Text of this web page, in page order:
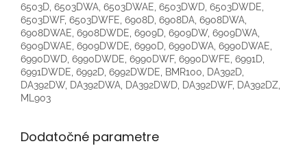
6503D, 6503DWA, 6503DWAE, 6503DWD, 6503DWDE,
6503DWF, 6503DWFE, 6908D, 6908DA, 6908DWA,
6908DWAE, 6908DWDE, 6909D, 6909DW, 6909DWA,
6909DWAE, 6909DWDE, 6990D, 6990DWA, 6990DWAE,
6990DWD, 6990DWDE, 6990DWF, 6990DWFE, 6991D,
6991DWDE, 6992D, 6992DWDE, BMR100, DA392D,
DA392DW, DA392DWA, DA392DWD, DA392DWF, DA392DZ,
ML903
Dodatočné parametre